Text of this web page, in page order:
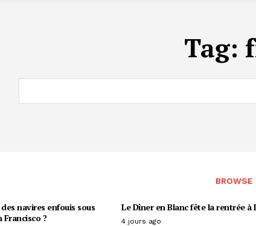
Tag:
BROWSE
navires enfouis sous
Francisco ?
Le Dîner en Blanc fête la rentrée à
4 jours ago